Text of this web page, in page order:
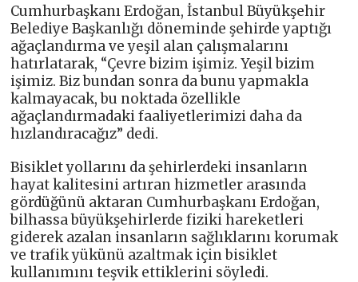
Cumhurbaşkanı Erdoğan, İstanbul Büyükşehir
Belediye Başkanlığı döneminde şehirde yaptığı
ağaçlandırma ve yeşil alan çalışmalarını
hatırlatarak, “Çevre bizim işimiz. Yeşil bizim
işimiz. Biz bundan sonra da bunu yapmakla
kalmayacak, bu noktada özellikle
ağaçlandırmadaki faaliyetlerimizi daha da
hızlandıracağız” dedi.
Bisiklet yollarını da şehirlerdeki insanların
hayat kalitesini artıran hizmetler arasında
gördüğünü aktaran Cumhurbaşkanı Erdoğan,
bilhassa büyükşehirlerde fiziki hareketleri
giderek azalan insanların sağlıklarını korumak
ve trafik yükünü azaltmak için bisiklet
kullanımını teşvik ettiklerini söyledi.